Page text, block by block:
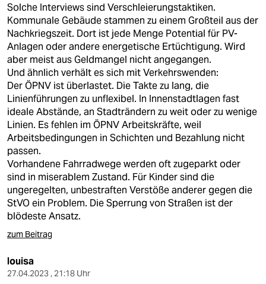
Solche Interviews sind Verschleierungstaktiken.
Kommunale Gebäude stammen zu einem Großteil aus der
Nachkriegszeit. Dort ist jede Menge Potential für PV-
Anlagen oder andere energetische Ertüchtigung. Wird
aber meist aus Geldmangel nicht angegangen.
Und ähnlich verhält es sich mit Verkehrswenden:
Der ÖPNV ist überlastet. Die Takte zu lang, die
Linienführungen zu unflexibel. In Innenstadtlagen fast
ideale Abstände, an Stadträndern zu weit oder zu wenige
Linien. Es fehlen im ÖPNV Arbeitskräfte, weil
Arbeitsbedingungen in Schichten und Bezahlung nicht
passen.
Vorhandene Fahrradwege werden oft zugeparkt oder
sind in miserablem Zustand. Für Kinder sind die
ungeregelten, unbestraften Verstöße anderer gegen die
StVO ein Problem. Die Sperrung von Straßen ist der
blödeste Ansatz.
zum Beitrag
louisa
27.04.2023 , 21:18 Uhr